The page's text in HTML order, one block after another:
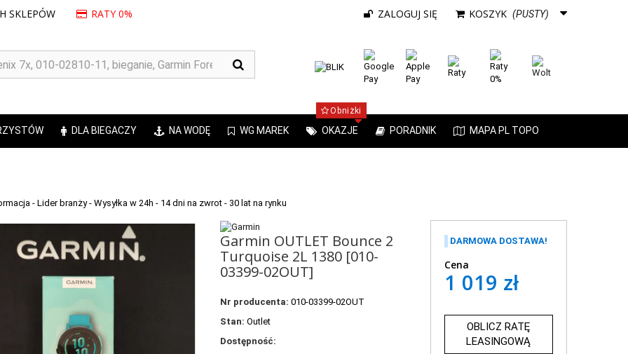
KOSZYK (PUSTY)
ZALOGUJ SIĘ
SKLEPÓW RATY 0%
DLA BIEGACZY NA WODĘ WG MAREK OKAZJE
Obniżki
PORADNIK MAPA PL TOPO
Garmin OUTLET Bounce 2
Turquoise 2L 1380 [010-
03399-02OUT]
Nr producenta: 010-03399-02OUT
Stan: Outlet
Dostępność:
DARMOWA DOSTAWA!
Cena
1 019 zł
OBLICZ RATĘ
LEASINGOWĄ